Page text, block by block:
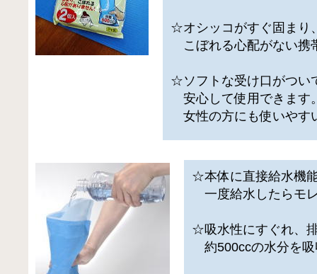
☆オシッコがすぐ固まり
こぼれる心配がない携
☆ソフトな受け口がつい
安心して使用できます
女性の方にも使いやす
☆本体に直接給水機
一度給水したらモ
☆吸水性にすぐれ、
約500ccの水分を吸